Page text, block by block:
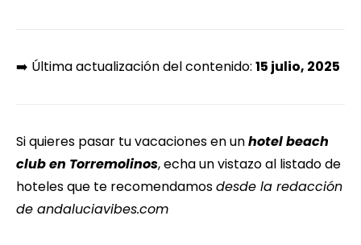
➡️ Última actualización del contenido: 15 julio, 2025
Si quieres pasar tu vacaciones en unhotel beach
club en Torremolinos, echa un vistazo al listado de
hoteles que te recomendamosdesde la redacción
de andaluciavibes.com